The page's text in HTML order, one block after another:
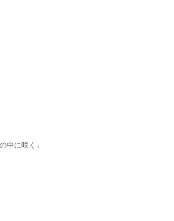
中に咲く」